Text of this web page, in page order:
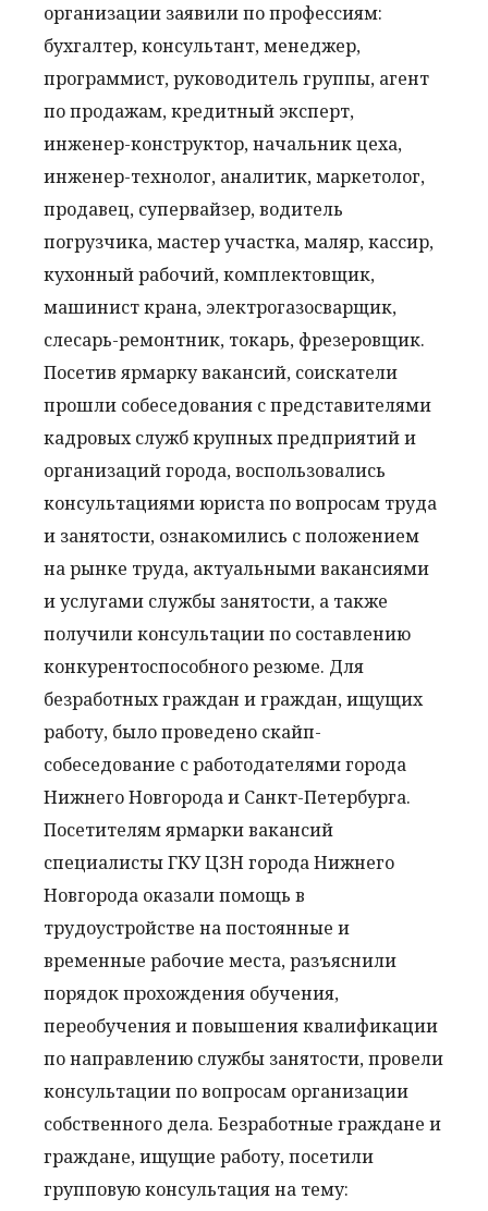
организации заявили по профессиям:
бухгалтер, консультант, менеджер,
программист, руководитель группы, агент
по продажам, кредитный эксперт,
инженер-конструктор, начальник цеха,
инженер-технолог, аналитик, маркетолог,
продавец, супервайзер, водитель
погрузчика, мастер участка, маляр, кассир,
кухонный рабочий, комплектовщик,
машинист крана, электрогазосварщик,
слесарь-ремонтник, токарь, фрезеровщик.
Посетив ярмарку вакансий, соискатели
прошли собеседования с представителями
кадровых служб крупных предприятий и
организаций города, воспользовались
консультациями юриста по вопросам труда
и занятости, ознакомились с положением
на рынке труда, актуальными вакансиями
и услугами службы занятости, а также
получили консультации по составлению
конкурентоспособного резюме. Для
безработных граждан и граждан, ищущих
работу, было проведено скайп-
собеседование с работодателями города
Нижнего Новгорода и Санкт-Петербурга.
Посетителям ярмарки вакансий
специалисты ГКУ ЦЗН города Нижнего
Новгорода оказали помощь в
трудоустройстве на постоянные и
временные рабочие места, разъяснили
порядок прохождения обучения,
переобучения и повышения квалификации
по направлению службы занятости, провели
консультации по вопросам организации
собственного дела. Безработные граждане и
граждане, ищущие работу, посетили
групповую консультация на тему: